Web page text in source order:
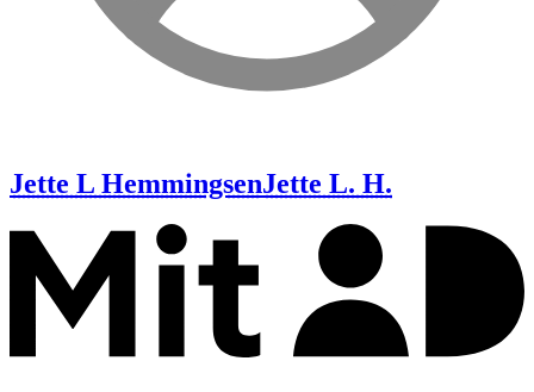
Jette L HemmingsenJette L. H.